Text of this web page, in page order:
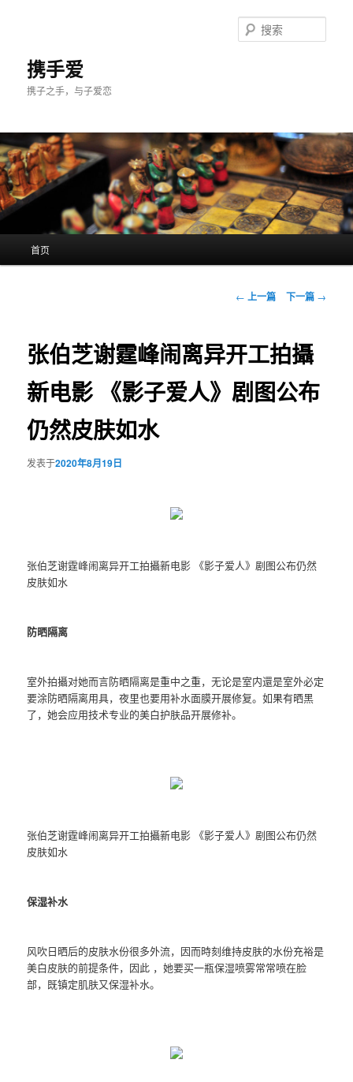
携手爱
携子之手，与子爱恋
索
首页
文
航
← 上一篇 下一篇 →
张伯芝谢霆峰闹离异开工拍攝
新电影 《影子爱人》剧图公布
仍然皮肤如水
发表于2020年8月19日
张伯芝谢霆峰闹离异开工拍攝新电影 《影子爱人》剧图公布仍然
皮肤如水
防晒隔离
室外拍攝对她而言防晒隔离是重中之重，无论是室内還是室外必定
要涂防晒隔离用具，夜里也要用补水面膜开展修复。如果有晒黑
了，她会应用技术专业的美白护肤品开展修补。
张伯芝谢霆峰闹离异开工拍攝新电影 《影子爱人》剧图公布仍然
皮肤如水
保湿补水
风吹日晒后的皮肤水份很多外流，因而時刻维持皮肤的水份充裕是
美白皮肤的前提条件，因此 ，她要买一瓶保湿喷雾常常喷在脸
部，既镇定肌肤又保湿补水。